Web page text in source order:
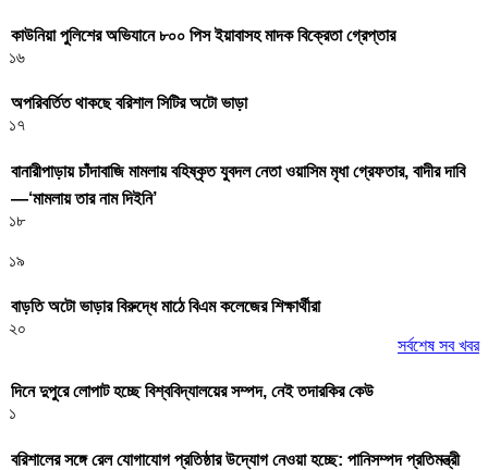
কাউনিয়া পুলিশের অভিযানে ৮০০ পিস ইয়াবাসহ মাদক বিক্রেতা গ্রেপ্তার
১৬
অপরিবর্তিত থাকছে বরিশাল সিটির অটো ভাড়া
১৭
বানারীপাড়ায় চাঁদাবাজি মামলায় বহিষ্কৃত যুবদল নেতা ওয়াসিম মৃধা গ্রেফতার, বাদীর দাবি
—‘মামলায় তার নাম দিইনি’
১৮
১৯
বাড়তি অটো ভাড়ার বিরুদ্ধে মাঠে বিএম কলেজের শিক্ষার্থীরা
২০
সর্বশেষ সব খবর
দিনে দুপুরে লোপাট হচ্ছে বিশ্ববিদ্যালয়ের সম্পদ, নেই তদারকির কেউ
১
বরিশালের সঙ্গে রেল যোগাযোগ প্রতিষ্ঠার উদ্যোগ নেওয়া হচ্ছে: পানিসম্পদ প্রতিমন্ত্রী